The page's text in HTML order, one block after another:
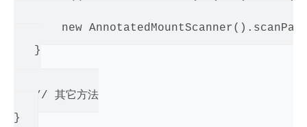
new
   }
   // 其它方法